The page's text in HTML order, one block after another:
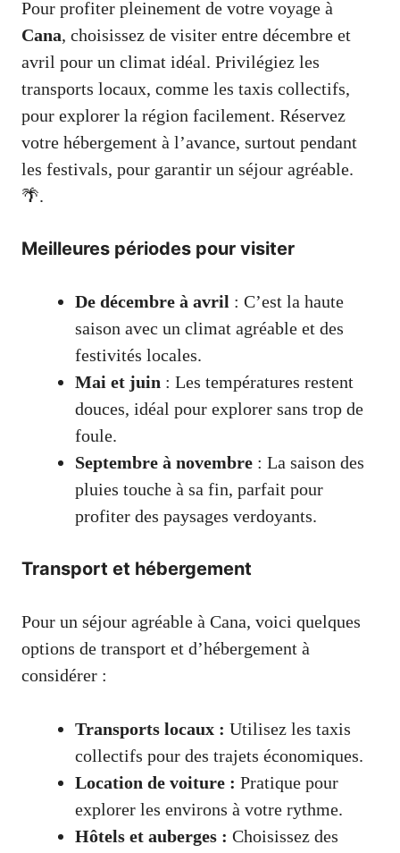
Pour profiter pleinement de votre voyage à
Cana, choisissez de visiter entre décembre et
avril pour un climat idéal. Privilégiez les
transports locaux, comme les taxis collectifs,
pour explorer la région facilement. Réservez
votre hébergement à l’avance, surtout pendant
les festivals, pour garantir un séjour agréable.
🌴.
Meilleures périodes pour visiter
De décembre à avril : C’est la haute
saison avec un climat agréable et des
festivités locales.
Mai et juin : Les températures restent
douces, idéal pour explorer sans trop de
foule.
Septembre à novembre : La saison des
pluies touche à sa fin, parfait pour
profiter des paysages verdoyants.
Transport et hébergement
Pour un séjour agréable à Cana, voici quelques
options de transport et d’hébergement à
considérer :
Transports locaux : Utilisez les taxis
collectifs pour des trajets économiques.
Location de voiture : Pratique pour
explorer les environs à votre rythme.
Hôtels et auberges : Choisissez des